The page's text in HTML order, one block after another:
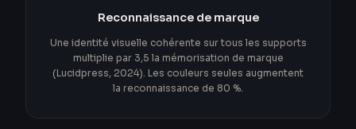
Reconnaissance de marque
Une identité visuelle cohérente sur tous les supports
multiplie par 3,5 la mémorisation de marque
(Lucidpress, 2024). Les couleurs seules augmentent
la reconnaissance de 80 %.